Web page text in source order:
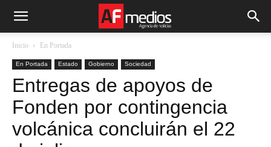
Inicio En Portada
En Portada Estado Gobierno Sociedad
Entregas de apoyos de
Fonden por contingencia
volcánica concluirán el 22